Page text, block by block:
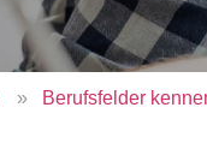
» Berufsfelder